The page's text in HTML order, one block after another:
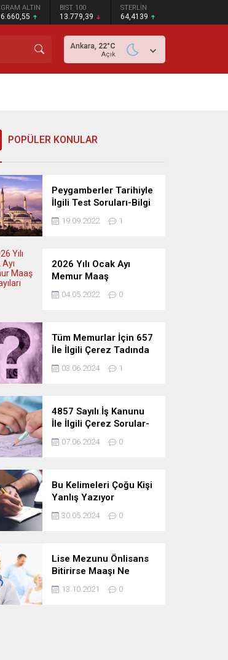
GRAM ALTIN
6.660,55
BIST 100
13.779,39
STERLİN
64,4139
Ankara, 22°C
Açık
POPÜLER KONULAR
Peygamberler Tarihiyle
İlgili Test Soruları-Bilgi
Yarışması
19.09.2022 1
2026 Yılı Ocak Ayı
Memur Maaş
Katsayıları
04.05.2022 0
Tüm Memurlar İçin 657
İle İlgili Çerez Tadında
Deneme Sınavı
03.06.2024 1
4857 Sayılı İş Kanunu
İle İlgili Çerez Sorular-
Deneme Sınavı
07.06.2024 0
Bu Kelimeleri Çoğu Kişi
Yanlış Yazıyor
30.05.2024 0
Lise Mezunu Önlisans
Bitirirse Maaşı Ne
Kadar Artar
13.10.2021 0